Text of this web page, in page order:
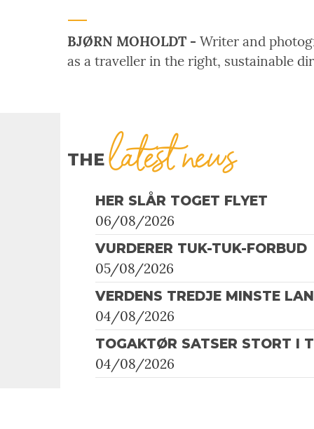
BJØRN MOHOLDT - Writer and
as a traveller in the right, sustainable
THElatest news
HER SLÅR TOGET FLYET
06/08/2026
VURDERER TUK-TUK-FORBUD
05/08/2026
VERDENS TREDJE MINSTE
04/08/2026
TOGAKTØR SATSER STORT I
04/08/2026